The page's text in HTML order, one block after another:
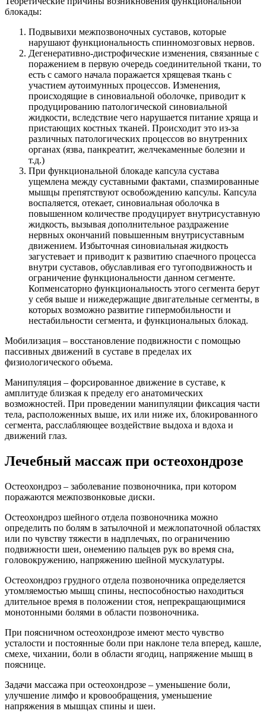
блокады:
Подвывихи межпозвоночных суставов, которые
нарушают функциональность спинномозговых нервов.
Дегенеративно-дистрофические изменения, связанные с
поражением в первую очередь соединительной ткани, то
есть с самого начала поражается хрящевая ткань с
участием аутоимунных процессов. Изменения,
происходящие в синовиальной оболочке, приводит к
продуцированию патологической синовиальной
жидкости, вследствие чего нарушается питание хряща и
пристающих костных тканей. Происходит это из-за
различных патологических процессов во внутренних
органах (язва, панкреатит, желчекаменные болезни и
т.д.)
При функциональной блокаде капсула сустава
ущемлена между суставными фактами, спазмированные
мышцы препятствуют освобождению капсулы. Капсула
воспаляется, отекает, синовиальная оболочка в
повышенном количестве продуцирует внутрисуставную
жидкость, вызывая дополнительное раздражение
нервных окончаний повышенным внутрисуставным
движением. Избыточная синовиальная жидкость
загустевает и приводит к развитию спаечного процесса
внутри суставов, обуславливая его тугоподвижность и
ограничение функциональности данном сегменте.
Копменсаторно функциональность этого сегмента берут
у себя выше и нижедержащие двигательные сегменты, в
которых возможно развитие гипермобильности и
нестабильности сегмента, и функциональных блокад.
Мобилизация – восстановление подвижности с помощью
пассивных движений в суставе в пределах их
физиологического объема.
Манипуляция – форсированное движение в суставе, к
амплитуде близкая к пределу его анатомических
возможностей. При проведении манипуляции фиксация части
тела, расположенных выше, их или ниже их, блокированного
сегмента, расслабляющее воздействие выдоха и вдоха и
движений глаз.
Лечебный массаж при остеохондрозе
Остеохондроз – заболевание позвоночника, при котором
поражаются межпозвонковые диски.
Остеохондроз шейного отдела позвоночника можно
определить по болям в затылочной и межлопаточной областях
или по чувству тяжести в надплечьях, по ограничению
подвижности шеи, онемению пальцев рук во время сна,
головокружению, напряжению шейной мускулатуры.
Остеохондроз грудного отдела позвоночника определяется
утомляемостью мышц спины, неспособностью находиться
длительное время в положении стоя, непрекращающимися
монотонными болями в области позвоночника.
При поясничном остеохондрозе имеют место чувство
усталости и постоянные боли при наклоне тела вперед, кашле,
смехе, чихании, боли в области ягодиц, напряжение мышц в
пояснице.
Задачи массажа при остеохондрозе – уменьшение боли,
улучшение лимфо и кровообращения, уменьшение
напряжения в мышцах спины и шеи.